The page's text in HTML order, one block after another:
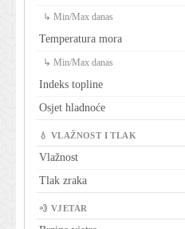
↳ Min/Max danas
Temperatura mora
↳ Min/Max danas
Indeks topline
Osjet hladnoće
💧 VLAŽNOST I TLAK
Vlažnost
Tlak zraka
💨 VJETAR